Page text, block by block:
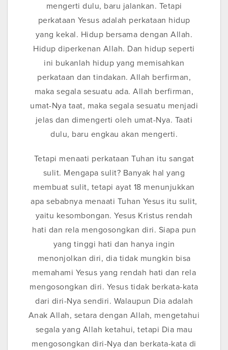
mengerti dulu, baru jalankan. Tetapi
perkataan Yesus adalah perkataan hidup
yang kekal. Hidup bersama dengan Allah.
Hidup diperkenan Allah. Dan hidup seperti
ini bukanlah hidup yang memisahkan
perkataan dan tindakan. Allah berfirman,
maka segala sesuatu ada. Allah berfirman,
umat-Nya taat, maka segala sesuatu menjadi
jelas dan dimengerti oleh umat-Nya. Taati
dulu, baru engkau akan mengerti.
Tetapi menaati perkataan Tuhan itu sangat
sulit. Mengapa sulit? Banyak hal yang
membuat sulit, tetapi ayat 18 menunjukkan
apa sebabnya menaati Tuhan Yesus itu sulit,
yaitu kesombongan. Yesus Kristus rendah
hati dan rela mengosongkan diri. Siapa pun
yang tinggi hati dan hanya ingin
menonjolkan diri, dia tidak mungkin bisa
memahami Yesus yang rendah hati dan rela
mengosongkan diri. Yesus tidak berkata-kata
dari diri-Nya sendiri. Walaupun Dia adalah
Anak Allah, setara dengan Allah, mengetahui
segala yang Allah ketahui, tetapi Dia mau
mengosongkan diri-Nya dan berkata-kata di